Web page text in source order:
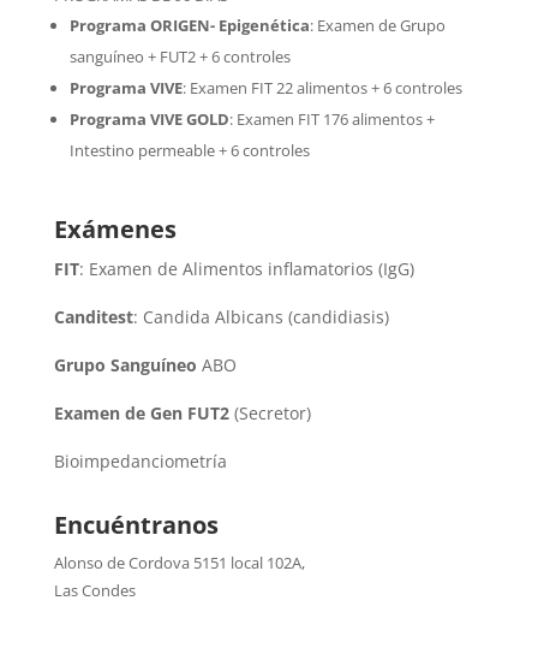
Programa ORIGEN- Epigenética:Examen de Grupo
sanguíneo + FUT2 + 6 controles
Programa VIVE: Examen FIT 22 alimentos + 6 controles
Programa VIVE GOLD: Examen FIT 176 alimentos +
Intestino permeable + 6 controles
Exámenes
FIT: Examen de Alimentos inflamatorios (IgG)
Canditest: Candida Albicans (candidiasis)
Grupo Sanguíneo ABO
Examen de Gen FUT2(Secretor)
Bioimpedanciometría
Encuéntranos
Alonso de Cordova 5151 local 102A,
Las Condes